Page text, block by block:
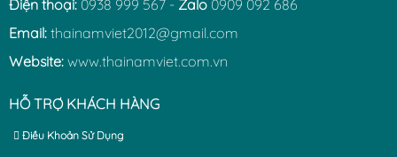
Điện thoại: 0938 999 567 - Zalo 0909 092 686
Email: thainamviet2012@gmail.com
Website: www.thainamviet.com.vn
HỖ TRỢ KHÁCH HÀNG
Điều Khoản Sử Dụng